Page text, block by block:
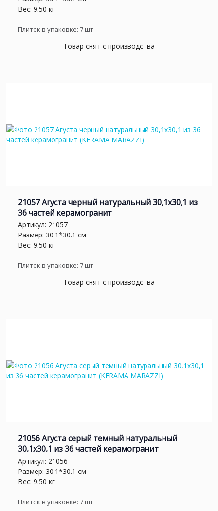
Вес: 9.50 кг
Плиток в упаковке: 7шт
Товар снят с производства
21057 Агуста черный натуральный 30,1х30,1 из
36 частей керамогранит
Артикул: 21057
Размер: 30.1*30.1 см
Вес: 9.50 кг
Плиток в упаковке: 7шт
Товар снят с производства
21056 Агуста серый темный натуральный
30,1х30,1 из 36 частей керамогранит
Артикул: 21056
Размер: 30.1*30.1 см
Вес: 9.50 кг
Плиток в упаковке: 7шт